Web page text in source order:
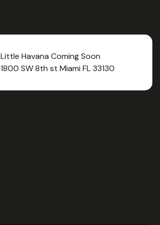
Little Havana Coming Soon
1800 SW 8th st Miami FL 33130